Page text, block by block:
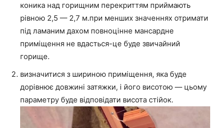
коника над горищним перекриттям приймають
рівною 2,5 — 2,7 м.при менших значеннях отримати
під ламаним дахом повноцінне мансардне
приміщення не вдасться-це буде звичайний
горище.
визначитися з шириною приміщення, яка буде
дорівнює довжині затяжки, і його висотою — цьому
параметру буде відповідати висота стійок.